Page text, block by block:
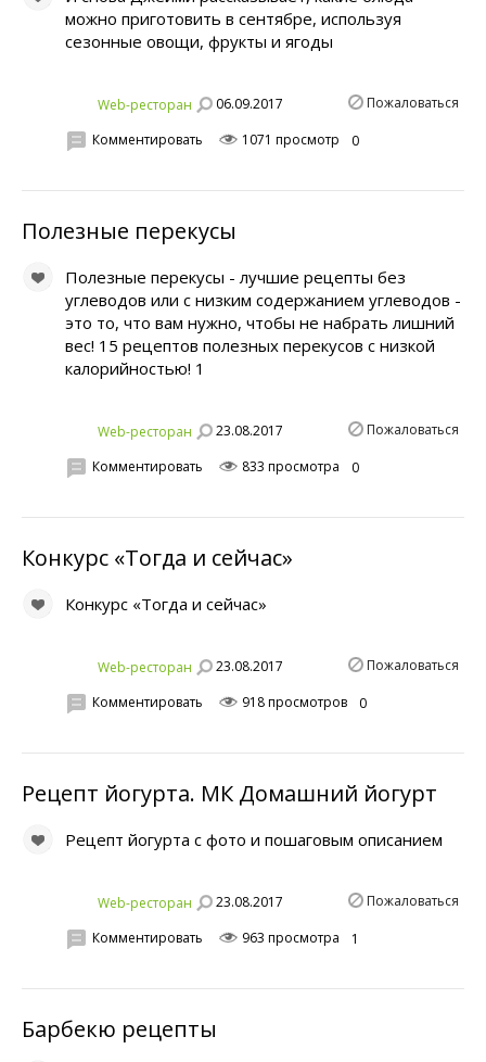
можно приготовить в сентябре, используя
сезонные овощи, фрукты и ягоды
Web-ресторан 06.09.2017 Пожаловаться
Комментировать 1071 просмотр 0
Полезные перекусы
Полезные перекусы - лучшие рецепты без
углеводов или с низким содержанием углеводов -
это то, что вам нужно, чтобы не набрать лишний
вес! 15 рецептов полезных перекусов с низкой
калорийностью! 1
Web-ресторан 23.08.2017 Пожаловаться
Комментировать 833 просмотра 0
Конкурс «Тогда и сейчас»
Конкурс «Тогда и сейчас»
Web-ресторан 23.08.2017 Пожаловаться
Комментировать 918 просмотров 0
Рецепт йогурта. МК Домашний йогурт
Рецепт йогурта с фото и пошаговым описанием
Web-ресторан 23.08.2017 Пожаловаться
Комментировать 963 просмотра 1
Барбекю рецепты